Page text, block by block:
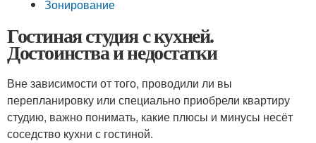
Зонирование
Гостиная студия с кухней.
Достоинства и недостатки
Вне зависимости от того, проводили ли вы
перепланировку или специально приобрели квартиру
студию, важно понимать, какие плюсы и минусы несёт
соседство кухни с гостиной.